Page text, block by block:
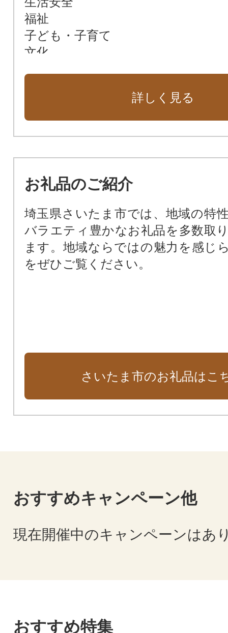
福祉
子ども・子育て
文化
ふれあい福祉基金
文化芸術都市創造基金
市民活動及び協働の推進基金
子ども・青少年希望（ゆめ）基金
教育振興基金
ゼロカーボン・生物多様性基金
文化財保存活用基金
詳しく見る
お礼品のご紹介
埼玉県さいたま市では、地域の特
バラエティ豊かなお礼品を多数取
ます。地域ならではの魅力を感じ
をぜひご覧ください。
さいたま市のお礼品はこ
おすすめキャンペーン他
現在開催中のキャンペーンはあ
おすすめ特集